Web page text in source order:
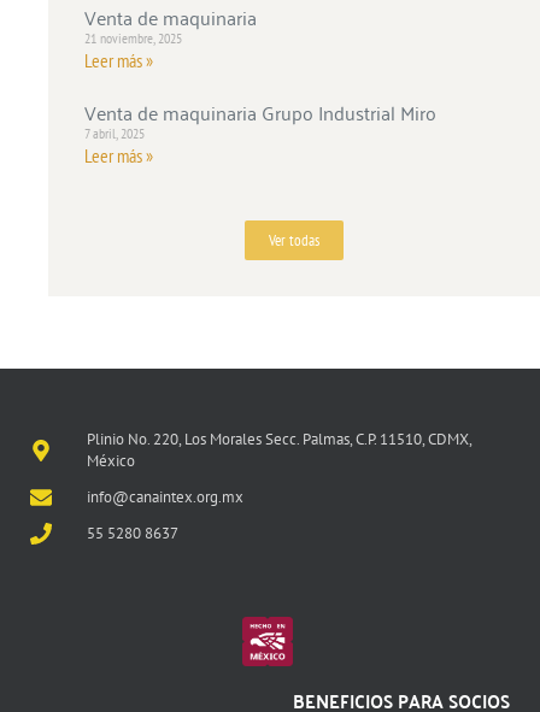
Venta de maquinaria
21 noviembre, 2025
Leer más »
Venta de maquinaria Grupo Industrial Miro
7 abril, 2025
Leer más »
Ver todas
Plinio No. 220, Los Morales Secc. Palmas, C.P. 11510, CDMX,
México
info@canaintex.org.mx
55 5280 8637
BENEFICIOS PARA SOCIOS